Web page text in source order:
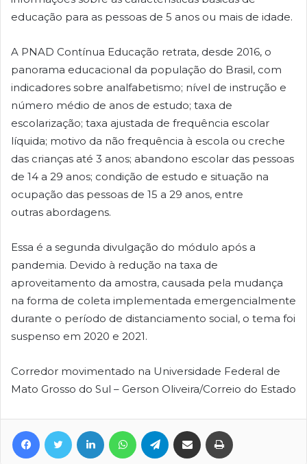
educação para as pessoas de 5 anos ou mais de idade.
A PNAD Contínua Educação retrata, desde 2016, o
panorama educacional da população do Brasil, com
indicadores sobre analfabetismo; nível de instrução e
número médio de anos de estudo; taxa de
escolarização; taxa ajustada de frequência escolar
líquida; motivo da não frequência à escola ou creche
das crianças até 3 anos; abandono escolar das pessoas
de 14 a 29 anos; condição de estudo e situação na
ocupação das pessoas de 15 a 29 anos, entre
outras abordagens.
Essa é a segunda divulgação do módulo após a
pandemia. Devido à redução na taxa de
aproveitamento da amostra, causada pela mudança
na forma de coleta implementada emergencialmente
durante o período de distanciamento social, o tema foi
suspenso em 2020 e 2021.
Corredor movimentado na Universidade Federal de
Mato Grosso do Sul – Gerson Oliveira/Correio do Estado
FacebookTwitter Linkedin WhatsAppTelegramCompartilhar via e-mail